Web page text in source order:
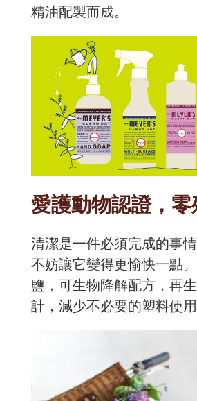
精油配製而成。
愛護動物認證，
清潔是一件必須完成的事
不妨讓它變得更愉快一點
鹽，可生物降解配方，再
計，減少不必要的塑料使用